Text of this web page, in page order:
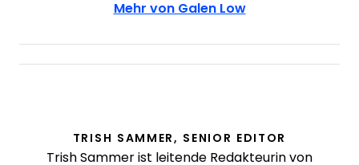
Mehr von Galen Low
TRISH SAMMER, SENIOR EDITOR
Trish Sammer ist leitende Redakteurin von